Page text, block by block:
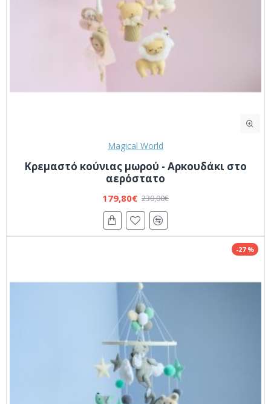
Magical World
Κρεμαστό κούνιας μωρού - Αρκουδάκι στο
αερόστατο
179,80€ 230,00€
-27 %